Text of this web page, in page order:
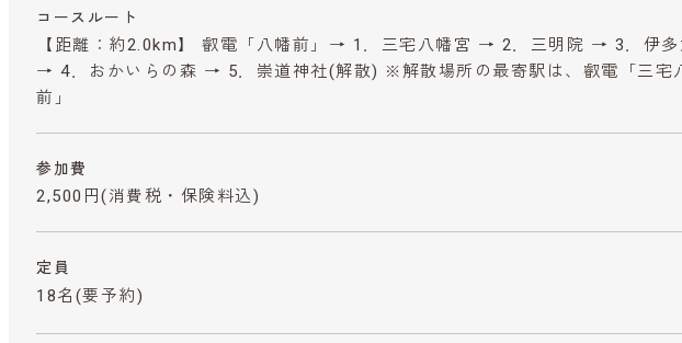
コースルート
【距離：約2.0km】 叡電「八幡前」→ 1．三宅八幡宮 → 2．三明院 → 3．伊多
→ 4．おかいらの森 → 5．崇道神社(解散) ※解散場所の最寄駅は、叡電「三宅
前」
参加費
2,500円 (消費税・保険料込)
定員
18名(要予約)